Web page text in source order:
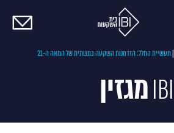
צרו
|תעשיית החלל: הזדמנות השקעה בתשתית של המאה ה-21
IBIמגזין